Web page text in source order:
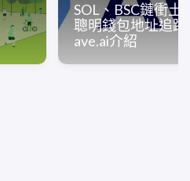
SOL、BSC鏈衝土
聰明錢包地址追
ave.ai介紹